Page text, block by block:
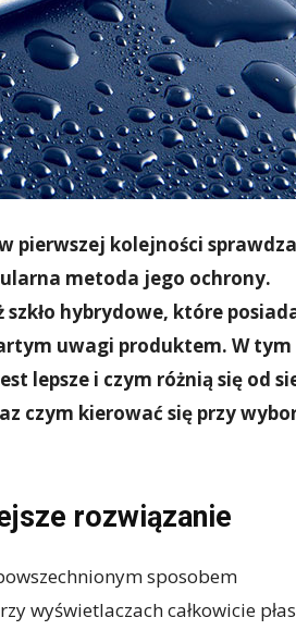
pierwszej kolejności sprawdza
metoda jego ochrony.
hybrydowe, które
uwagi produktem. W tym
lepsze i czym różnią się od
czym kierować się przy
rozwiązanie
sposobem
wyświetlaczach całkowicie